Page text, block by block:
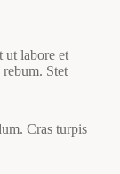
ut labore et
Stet
Cras turpis